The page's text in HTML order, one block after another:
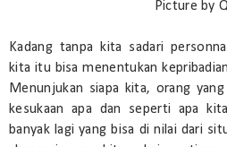
Picture by
Kadang tanpa kita sadari
kita itu bisa menentukan
Menunjukan siapa kita, orang
kesukaan apa dan seperti apa
banyak lagi yang bisa di nilai dari